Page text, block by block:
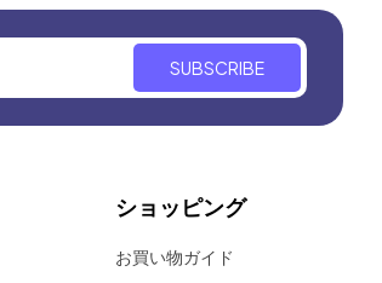
SUBSCRIBE
ショッピング
お買い物ガイド